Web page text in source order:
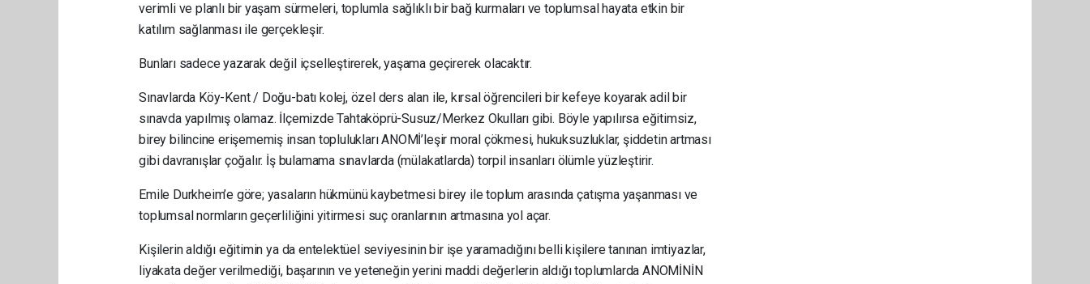
verimli ve planlı bir yaşam sürmeleri, toplumla sağlıklı bir bağ kurmaları ve toplumsal hayata etkin bir
katılım sağlanması ile gerçekleşir.
Bunları sadece yazarak değil içselleştirerek, yaşama geçirerek olacaktır.
Sınavlarda Köy-Kent / Doğu-batı kolej, özel ders alan ile, kırsal öğrencileri bir kefeye koyarak adil bir
sınavda yapılmış olamaz. İlçemizde Tahtaköprü-Susuz/Merkez Okulları gibi. Böyle yapılırsa eğitimsiz,
birey bilincine erişememiş insan toplulukları ANOMİ’leşir moral çökmesi, hukuksuzluklar, şiddetin artması
gibi davranışlar çoğalır. İş bulamama sınavlarda (mülakatlarda) torpil insanları ölümle yüzleştirir.
Emile Durkheim’e göre; yasaların hükmünü kaybetmesi birey ile toplum arasında çatışma yaşanması ve
toplumsal normların geçerliliğini yitirmesi suç oranlarının artmasına yol açar.
Kişilerin aldığı eğitimin ya da entelektüel seviyesinin bir işe yaramadığını belli kişilere tanınan imtiyazlar,
liyakata değer verilmediği, başarının ve yeteneğin yerini maddi değerlerin aldığı toplumlarda ANOMİNİN